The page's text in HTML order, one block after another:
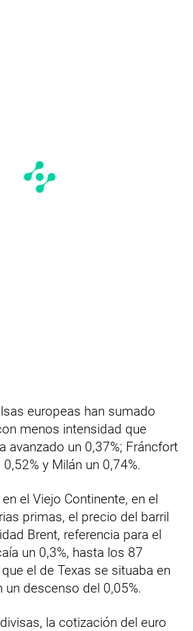
europeas han sumado
menos intensidad que
avanzado un 0,37%; Fráncfort
y Milán un 0,74%.
el Viejo Continente, en el
primas, el precio del barril
Brent, referencia para el
un 0,3%, hasta los 87
el de Texas se situaba en
descenso del 0,05%.
la cotización del euro